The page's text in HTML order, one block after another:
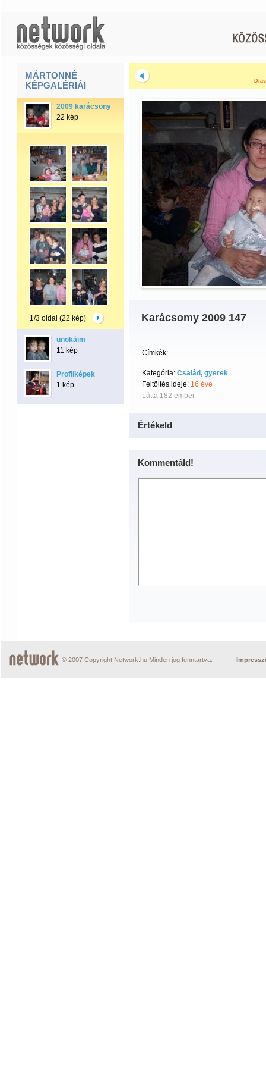
MÁRTONNÉ
KÉPGALÉRIÁI
2009 karácsony
22 kép
1/3 oldal (22 kép)
unokáim
11 kép
Profilképek
1 kép
Karácsomy 2009 147
Címkék:
Kategória: Család, gyerek
Feltöltés ideje: 16 éve
Látta 182 ember.
Értékeld
Kommentáld!
© 2007 Copyright Network.hu Minden jog fenntartva.